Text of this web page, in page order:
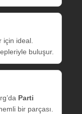
için ideal.
buluşur.
Parti
bir parçası.